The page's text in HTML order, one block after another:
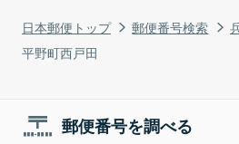
日本郵便トップ 郵便番号検索
平野町西戸田
郵便番号を調べる